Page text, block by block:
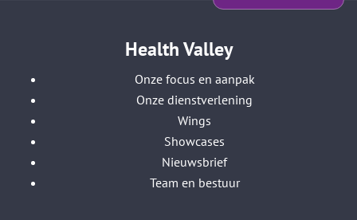
Health Valley
Onze focus en aanpak
Onze dienstverlening
Wings
Showcases
Nieuwsbrief
Team en bestuur